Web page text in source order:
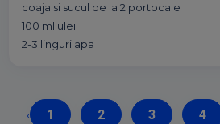
coaja si sucul de la 2 portocale
100 ml ulei
2-3 linguri apa
‹ 1 2 3 4